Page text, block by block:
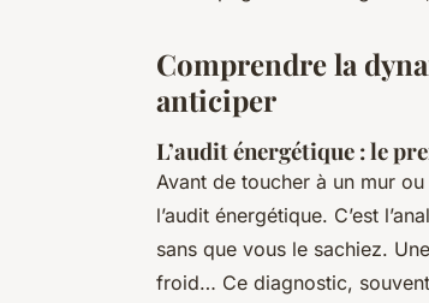
Comprendre la
anticiper
L’audit énergétique : le
Avant de toucher à un mur
l’audit énergétique. C’est
sans que vous le sachiez.
froid… Ce diagnostic,